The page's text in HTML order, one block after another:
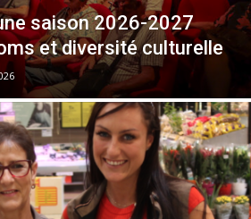
saison 2026-2027
et diversité culturelle